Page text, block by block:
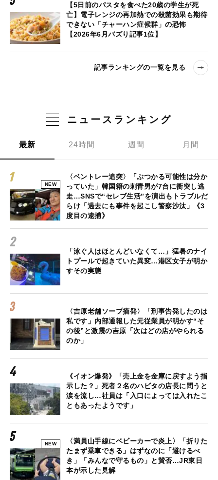
【5日前のパスタを食べた20歳の学生が死
亡】電子レンジの再加熱での殺菌効果も期待
できない「チャーハン症候群」の恐怖
【2026年6月バズり記事1位】
記事ランキングの一覧を見る
ニュースランキング
最新 24時間 週間 月間
NEW
〈ベントレー追突〉「ぶつかる可能性は分か
っていた」韓国籍の刺青男が7台に衝突し逃
走…SNSで“セレブ生活”を演出もトラブルだ
らけ「過去にも事件を起こし警察沙汰」《3
度目の逮捕》
「泳ぐ人はほとんどいなくて…」猛暑のナイ
トプールで起きていた異変…港区女子が明か
すその実態
〈吉原老舗ソープ摘発〉「刑事告発したのは
私です」内部通報した元従業員が明かす“そ
の後”と激震の吉原「次はどの店がやられる
のか」
《イオン爆発》「売上金を金庫に戻すよう指
示した？」死者２名のハビタの店長に問うと
涙を流し…社員は「入口によっては入れたこ
ともあったようです」
NEW
〈満員山手線にベビーカーで炎上〉「折りた
たまず乗車できる」はずなのに「避けるべ
き」「みんなで守るもの」と賛否…JR東日
本が示した見解